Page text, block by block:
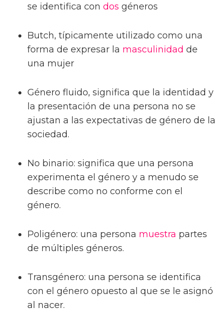
se identifica con dos géneros
Butch, típicamente utilizado como una
forma de expresar la masculinidad de
una mujer
Género fluido, significa que la identidad y
la presentación de una persona no se
ajustan a las expectativas de género de la
sociedad.
No binario: significa que una persona
experimenta el género y a menudo se
describe como no conforme con el
género.
Poligénero: una persona muestra partes
de múltiples géneros.
Transgénero: una persona se identifica
con el género opuesto al que se le asignó
al nacer.